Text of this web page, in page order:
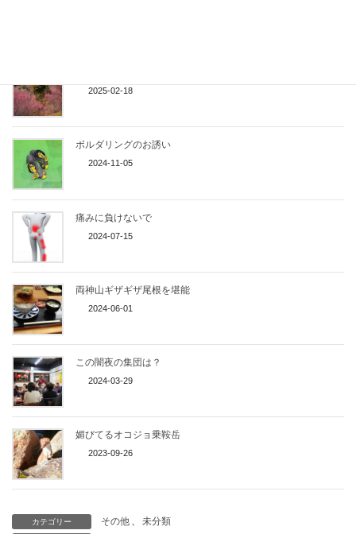
2025-02-18
ボルダリングのお誘い
2024-11-05
痛みに負けないで
2024-07-15
両神山ギザギザ尾根を堪能
2024-06-01
この闇夜の集団は？
2024-03-29
媚びてるオコジョ乗鞍岳
2023-09-26
カテゴリー その他 、 未分類